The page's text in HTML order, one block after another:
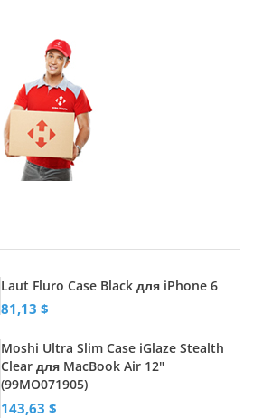
Laut Fluro Case Black для iPhone 6
81,13 $
Moshi Ultra Slim Case iGlaze Stealth
Clear для MacBook Air 12"
(99MO071905)
143,63 $